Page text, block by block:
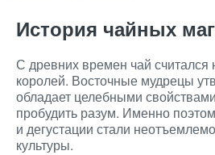
История чайных
С древних времен чай считался
королей. Восточные мудрецы
обладает целебными
пробудить разум. Именно
и дегустации стали
культуры.